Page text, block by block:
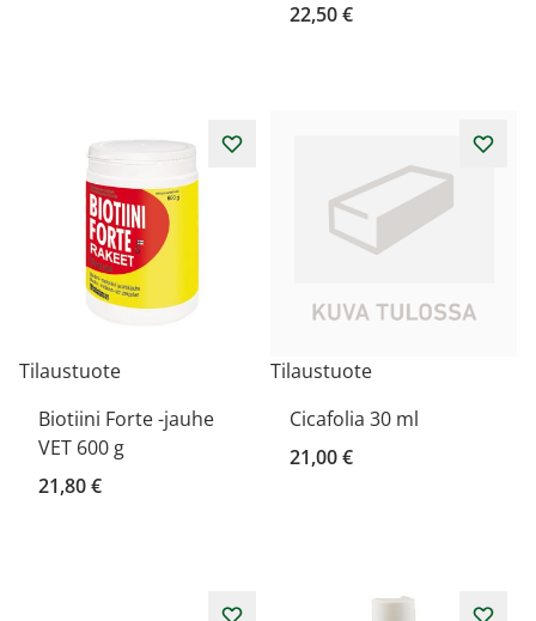
22,50 €
Tilaustuote
Biotiini Forte -jauhe
VET 600 g
21,80 €
Tilaustuote
Cicafolia 30 ml
21,00 €